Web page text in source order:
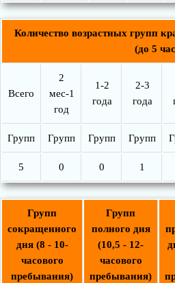
Количество возрастных групп
(до 5
Всего
2
мес-1
год
1-2
года
2-3
года
Групп Групп Групп Групп
5 0 0 1
Групп
сокращенного
дня (8 - 10-
часового
пребывания)
Групп
полного дня
(10,5 - 12-
часового
пребывания)